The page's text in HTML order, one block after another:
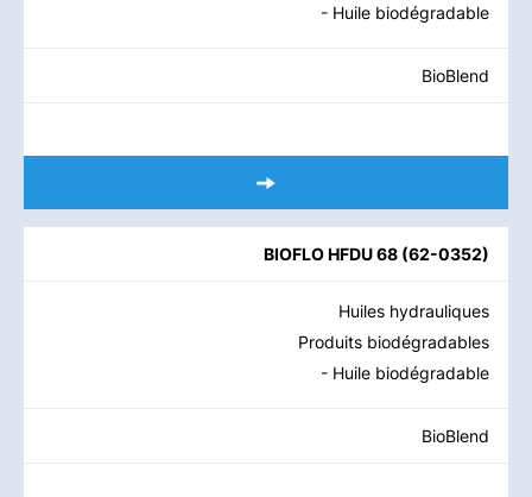
- Huile biodégradable
BioBlend
BIOFLO HFDU 68 (62-0352)
Huiles hydrauliques
Produits biodégradables
- Huile biodégradable
BioBlend